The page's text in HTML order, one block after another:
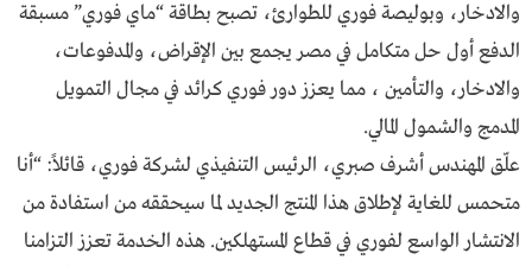
والادخار، وبوليصة فوري للطوارئ، تصبح بطاقة “ماي فوري” مسبقة
الدفع أول حل متكامل في مصر يجمع بين الإقراض، والمدفوعات،
والادخار، والتأمين ، مما يعزز دور فوري كرائد في مجال التمويل
المدمج والشمول المالي.
علّق المهندس أشرف صبري، الرئيس التنفيذي لشركة فوري، قائلاً: “أنا
متحمس للغاية لإطلاق هذا المنتج الجديد لما سيحققه من استفادة من
الانتشار الواسع لفوري في قطاع المستهلكين. هذه الخدمة تعزز التزامنا